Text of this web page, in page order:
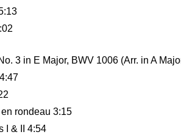
3 in E Major, BWV 1006 (Arr. in A
rondeau 3:15
I & II 4:54